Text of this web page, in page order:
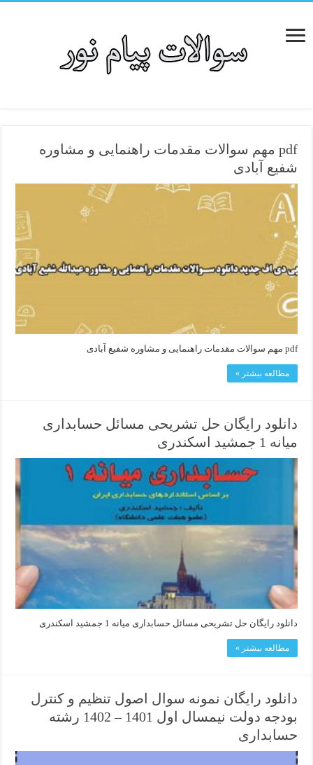
pdf مهم سوالات مقدمات راهنمایی و مشاوره
شفیع آبادی
pdf مهم سوالات مقدمات راهنمایی و مشاوره شفیع آبادی
مطالعه بیشتر »
دانلود رایگان حل تشریحی مسائل حسابداری
میانه 1 جمشید اسکندری
دانلود رایگان حل تشریحی مسائل حسابداری میانه 1 جمشید اسکندری
مطالعه بیشتر »
دانلود رایگان نمونه سوال اصول تنظیم و کنترل
بودجه دولت نیمسال اول 1401 – 1402 رشته
حسابداری